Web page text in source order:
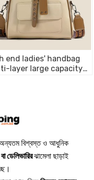
end ladies' handbag
layer large capacity
অন্যতম বিশ্বস্ত ও আধুনিক
ডেলিভারিরঝামেলা ছাড়াই